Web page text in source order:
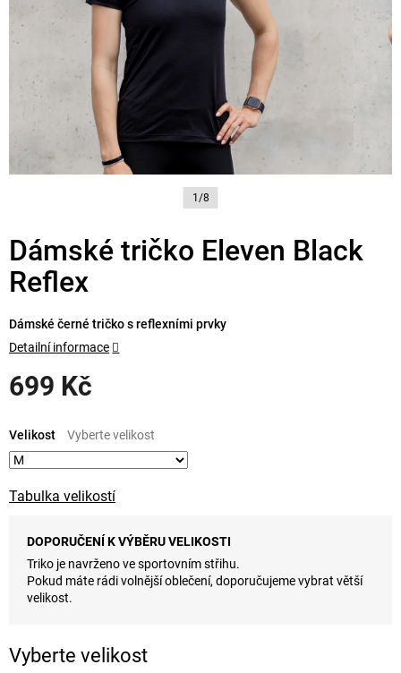
1/8
Dámské tričko Eleven Black
Reflex
699 Kč
cena:
Tabulka velikostí
DOPORUČENÍ K VÝBĚRU VELIKOSTI
Triko je navrženo ve sportovním střihu.
Pokud máte rádi volnější oblečení, doporučujeme vybrat větší
velikost.
Velikost
Dámské černé tričko s reflexními prvky
Detailní informace